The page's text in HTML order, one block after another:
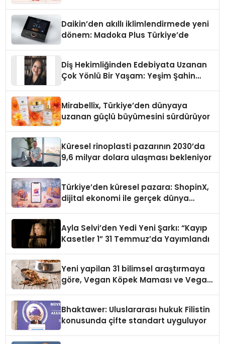
Daikin’den akıllı iklimlendirmede yeni
dönem: Madoka Plus Türkiye’de
Diş Hekimliğinden Edebiyata Uzanan
Çok Yönlü Bir Yaşam: Yeşim Şahin
Mirabellix, Türkiye’den dünyaya
uzanan güçlü büyümesini sürdürüyor
Küresel rinoplasti pazarının 2030’da
9,6 milyar dolara ulaşması bekleniyor
Türkiye’den küresel pazara: ShopinX,
dijital ekonomi ile gerçek dünya
Ayla Selvi’den Yedi Yeni Şarkı: “Kayıp
Kasetler 1” 31 Temmuz’da Yayımlandı
Yeni yapilan 31 bilimsel araştırmaya
göre, Vegan Köpek Maması ve Vegan
Bhaktawer: Uluslararası hukuk Filistin
konusunda çifte standart uyguluyor